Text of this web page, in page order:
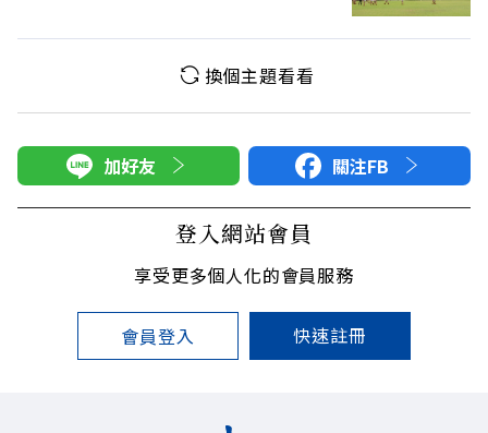
換個主題看看
加好友 關注FB
登入網站會員
享受更多個人化的會員服務
會員登入 快速註冊